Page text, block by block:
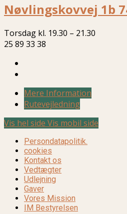
Nøvlingskovvej 1b
Torsdag kl. 19.30 – 21.30
25 89 33 38
Mere Information
Rutevejledning
Vis hel side Vis mobil side
Persondatapolitik.
cookies
Kontakt os
Vedtægter
Udlejning
Gaver
Vores Mission
IM Bestyrelsen